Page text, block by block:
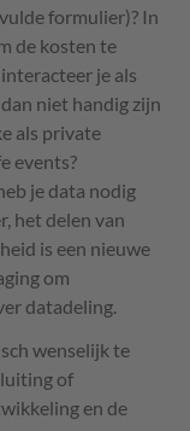
formulier)? In
de kosten te
je als
niet handig zijn
als private
events?
je data nodig
het delen van
is een nieuwe
om
datadeling.
wenselijk te
of
en de